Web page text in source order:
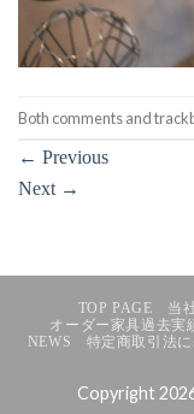
Both comments and
← Previous
Next →
TOP PAGE 当
オーダー家具過去実
NEWS
特定商取引法
Copyright